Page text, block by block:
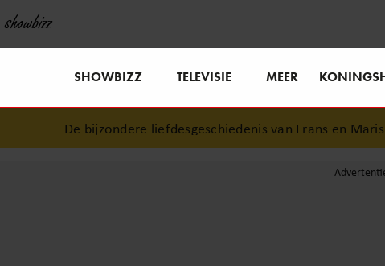
SHOWBIZZ TELEVISIE MEER
De bijzondere liefdesgeschiedenis van Frans en